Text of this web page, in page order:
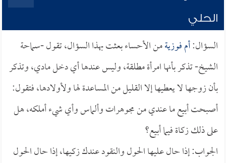
الحلي
السؤال:أم فوزيةمن الأحساء بعثت بهذا السؤال، تقول -سماحة
الشيخ- تذكر بأنها امرأة مطلقة، وليس عندها أي دخل مادي، وتذكر
بأن زوجها لا يعطيها إلا القليل من المساعدة لها ولأولادها، فتقول:
أصبحت أبيع ما عندي من مجوهرات وألماس وأي شيء أملكه، هل
على ذلك زكاة فيما أبيع؟
الجواب: إذا حال عليها الحول والنقود عندك زكيها، إذا حال الحول